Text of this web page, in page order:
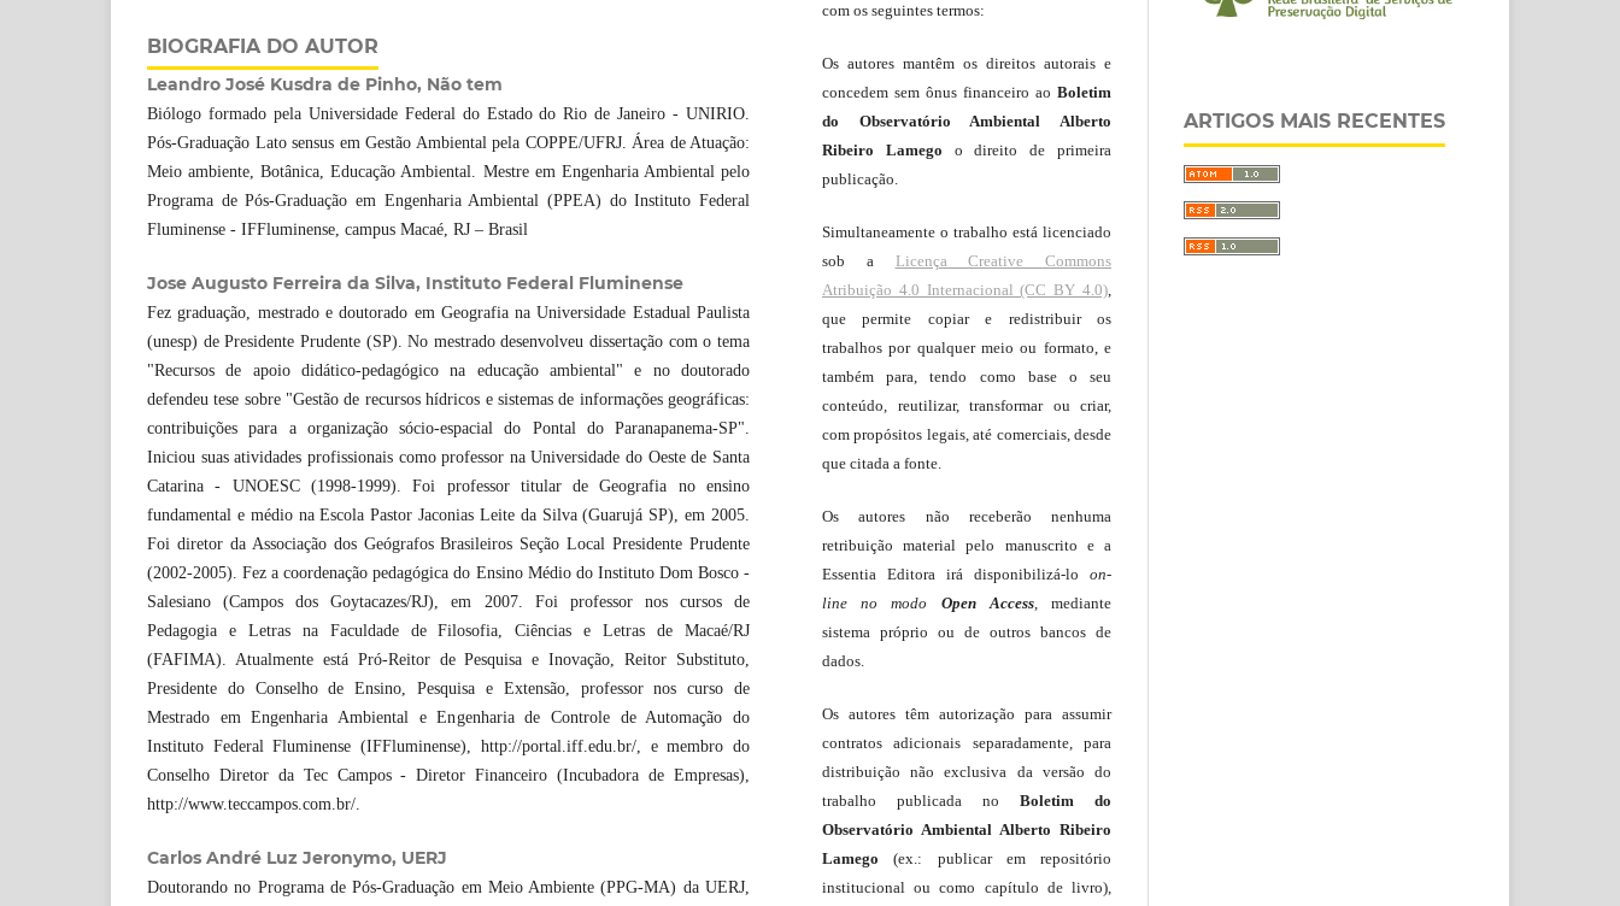
BIOGRAFIA DO AUTOR
Leandro José Kusdra de Pinho, Não tem
Biólogo formado pela Universidade Federal do Estado do Rio de Janeiro - UNIRIO.
Pós-Graduação Lato sensus em Gestão Ambiental pela COPPE/UFRJ. Área de Atuação:
Meio ambiente, Botânica, Educação Ambiental. Mestre em Engenharia Ambiental pelo
Programa de Pós-Graduação em Engenharia Ambiental (PPEA) do Instituto Federal
Fluminense - IFFluminense, campus Macaé, RJ – Brasil
Jose Augusto Ferreira da Silva, Instituto Federal Fluminense
Fez graduação, mestrado e doutorado em Geografia na Universidade Estadual Paulista
(unesp) de Presidente Prudente (SP). No mestrado desenvolveu dissertação com o tema
"Recursos de apoio didático-pedagógico na educação ambiental" e no doutorado
defendeu tese sobre "Gestão de recursos hídricos e sistemas de informações geográficas:
contribuições para a organização sócio-espacial do Pontal do Paranapanema-SP".
Iniciou suas atividades profissionais como professor na Universidade do Oeste de Santa
Catarina - UNOESC (1998-1999). Foi professor titular de Geografia no ensino
fundamental e médio na Escola Pastor Jaconias Leite da Silva (Guarujá SP), em 2005.
Foi diretor da Associação dos Geógrafos Brasileiros Seção Local Presidente Prudente
(2002-2005). Fez a coordenação pedagógica do Ensino Médio do Instituto Dom Bosco -
Salesiano (Campos dos Goytacazes/RJ), em 2007. Foi professor nos cursos de
Pedagogia e Letras na Faculdade de Filosofia, Ciências e Letras de Macaé/RJ
(FAFIMA). Atualmente está Pró-Reitor de Pesquisa e Inovação, Reitor Substituto,
Presidente do Conselho de Ensino, Pesquisa e Extensão, professor nos curso de
Mestrado em Engenharia Ambiental e Engenharia de Controle de Automação do
Instituto Federal Fluminense (IFFluminense), http://portal.iff.edu.br/, e membro do
Conselho Diretor da Tec Campos - Diretor Financeiro (Incubadora de Empresas),
http://www.teccampos.com.br/.
Carlos André Luz Jeronymo, UERJ
Doutorando no Programa de Pós-Graduação em Meio Ambiente (PPG-MA) da UERJ,
com os seguintes termos:
Os autores mantêm os direitos autorais e
concedem sem ônus financeiro ao Boletim
do Observatório Ambiental Alberto
Ribeiro Lamego o direito de primeira
publicação.
Simultaneamente o trabalho está licenciado
sob a Licença Creative Commons
Atribuição 4.0 Internacional (CC BY 4.0),
que permite copiar e redistribuir os
trabalhos por qualquer meio ou formato, e
também para, tendo como base o seu
conteúdo, reutilizar, transformar ou criar,
com propósitos legais, até comerciais, desde
que citada a fonte.
Os autores não receberão nenhuma
retribuição material pelo manuscrito e a
Essentia Editora irá disponibilizá-lo on-
line
no modo Open Access, mediante
sistema próprio ou de outros bancos de
dados.
Os autores têm autorização para assumir
contratos adicionais separadamente, para
distribuição não exclusiva da versão do
trabalho publicada no Boletim do
Observatório Ambiental Alberto Ribeiro
Lamego (ex.: publicar em repositório
institucional ou como capítulo de livro),
ARTIGOS MAIS RECENTES